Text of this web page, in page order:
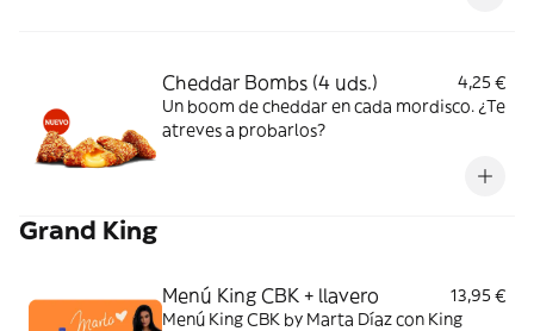
Cheddar Bombs (4 uds.)
4,25 €
Un boom de cheddar en cada mordisco. ¿Te
atreves a probarlos?
Grand King
Menú King CBK + llavero
13,95 €
Menú King CBK by Marta Díaz con King